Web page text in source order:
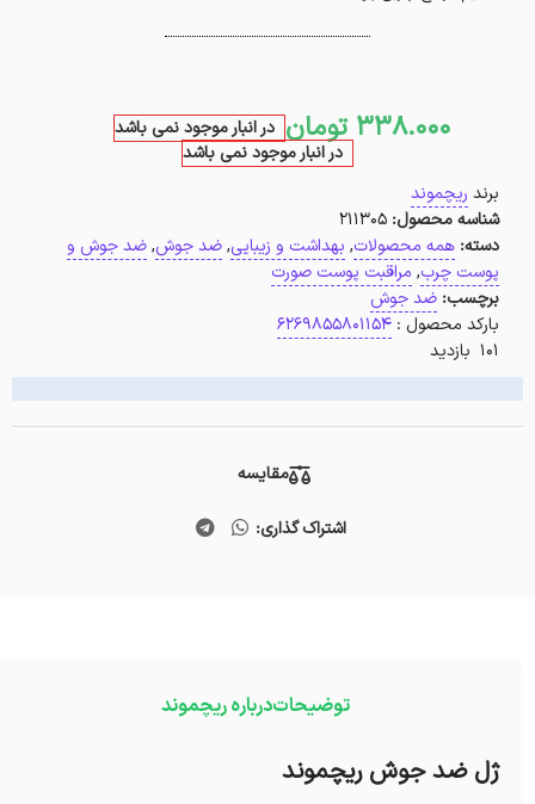
338.000 تومان در انبار موجود نمی باشد
در انبار موجود نمی باشد
برند ریچموند
شناسه محصول: 211305
دسته: همه محصولات, بهداشت و زیبایی,ضد جوش,ضد جوش و
پوست چرب, مراقبت پوست صورت
برچسب: ضد جوش
بارکد محصول : 6269855801154
101 بازدید
مقایسه
اشتراک گذاری:
توضیحاتدرباره ریچموند
ژل ضد جوش ریچموند